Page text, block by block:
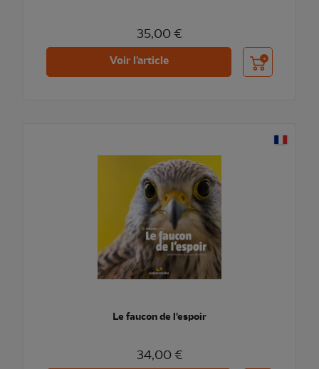
35,00 €
Voir l'article Ajouter au
Le faucon de l'espoir
34,00 €